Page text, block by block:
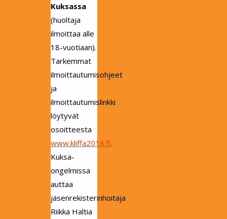
Kuksassa
(huoltaja
ilmoittaa alle
18-vuotiaan).
Tarkemmat
ilmoittautumisohjeet
ja
ilmoittautumislinkki
löytyvät
osoitteesta
www.kliffa2018.fi.
Kuksa-
ongelmissa
auttaa
jäsenrekisterinhoitaja
Riikka Haltia